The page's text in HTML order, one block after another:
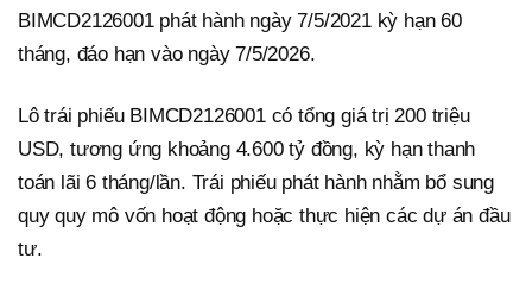
BIMCD2126001 phát hành ngày 7/5/2021 kỳ hạn 60
tháng, đáo hạn vào ngày 7/5/2026.
Lô trái phiếu BIMCD2126001 có tổng giá trị 200 triệu
USD, tương ứng khoảng 4.600 tỷ đồng, kỳ hạn thanh
toán lãi 6 tháng/lần. Trái phiếu phát hành nhằm bổ sung
quy quy mô vốn hoạt động hoặc thực hiện các dự án đầu
tư.